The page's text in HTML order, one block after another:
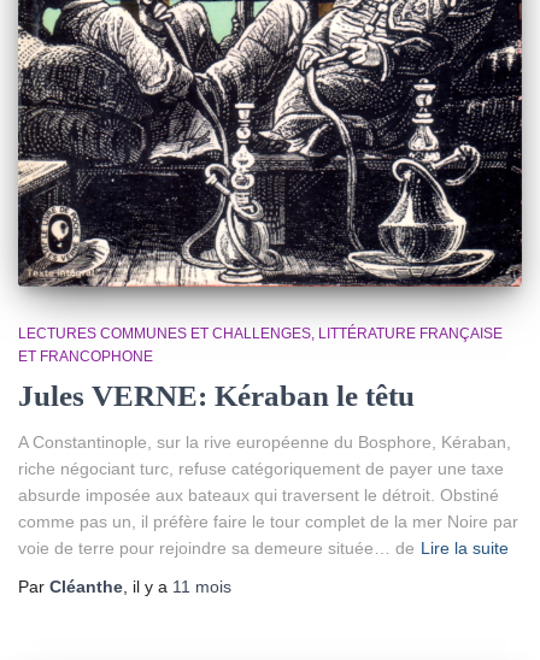
LECTURES COMMUNES ET CHALLENGES LITTÉRATURE FRANÇAISE
ET FRANCOPHONE
Jules VERNE: Kéraban le têtu
A Constantinople, sur la rive européenne du Bosphore, Kéraban,
riche négociant turc, refuse catégoriquement de payer une taxe
absurde imposée aux bateaux qui traversent le détroit. Obstiné
comme pas un, il préfère faire le tour complet de la mer Noire par
voie de terre pour rejoindre sa demeure située… de Lire la suite
Par Cléanthe , il y a 11 mois